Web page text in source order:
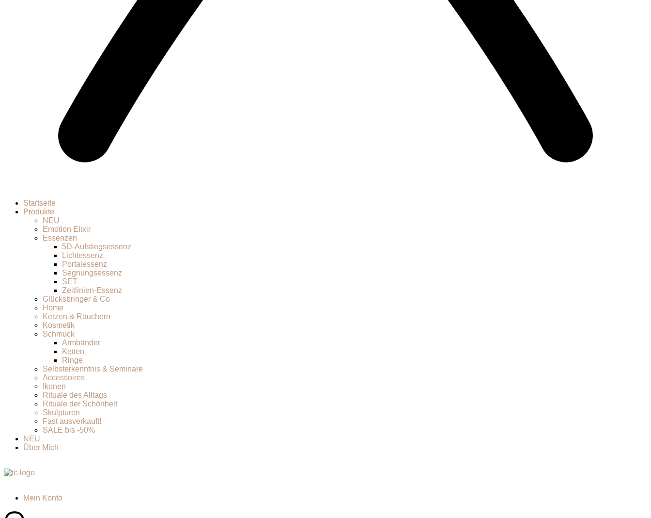
Startseite
Produkte
NEU
Emotion Elixir
Essenzen
5D-Aufstiegsessenz
Lichtessenz
Portalessenz
Segnungsessenz
SET
Zeitlinien-Essenz
Glücksbringer & Co
Home
Kerzen & Räuchern
Kosmetik
Schmuck
Armbänder
Ketten
Ringe
Selbsterkenntnis & Seminare
Accessoires
Ikonen
Rituale des Alltags
Rituale der Schönheit
Skulpturen
Fast ausverkauft!
SALE bis -50%
NEU
Über Mich
Mein Konto